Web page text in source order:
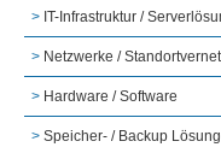
IT-Infrastruktur /
Netzwerke /
Hardware / Software
Speicher- / Backup